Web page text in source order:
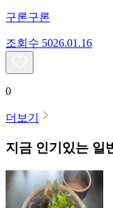
구론구론
조회수 5026.01.16
0
더보기
지금 인기있는 일